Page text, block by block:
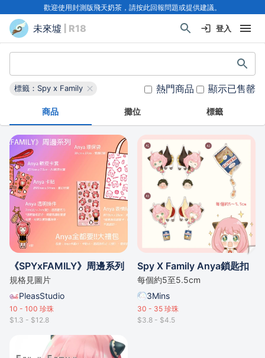
歡迎使用封測版飛天奶茶，請按此回報問題或提供建議。
未來墟 | R18 登入
標籤：Spy x Family 熱門商品 顯示已售罄
商品 攤位 標籤
《SPYxFAMILY》周邊系列
規格見圖片
PleasStudio
10 - 100 珍珠
$1.3 - $12.8
Spy X Family Anya鎖匙扣
每個約5至5.5cm
3Mins
30 - 35 珍珠
$3.8 - $4.5